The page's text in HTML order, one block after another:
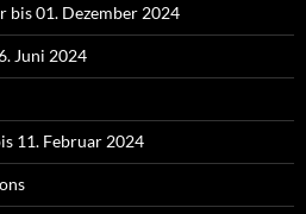
bis 01. Dezember 2024
Juni 2024
11. Februar 2024